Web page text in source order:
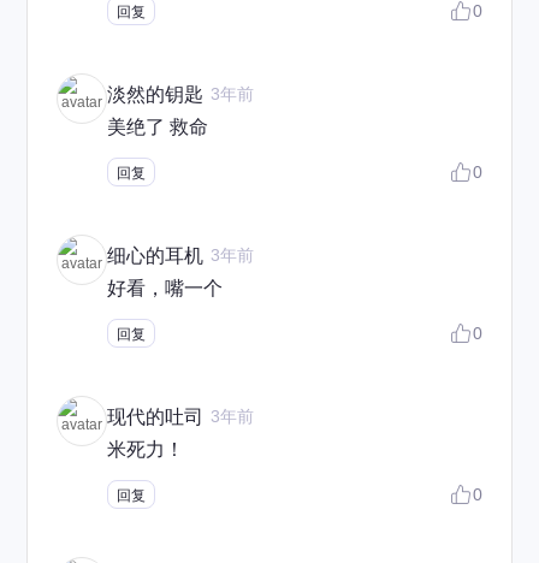
回复 0
淡然的钥匙 3年前
美绝了 救命
回复 0
细心的耳机 3年前
好看，嘴一个
回复 0
现代的吐司 3年前
米死力！
回复 0